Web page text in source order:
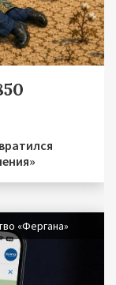
«Фергана»